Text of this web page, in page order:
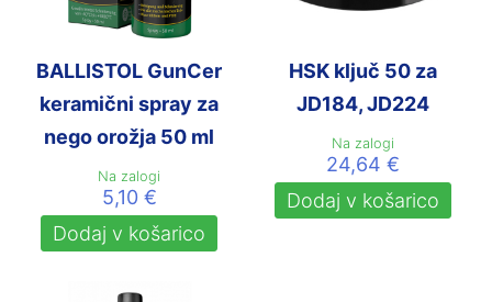
BALLISTOL GunCer
keramični spray za
nego orožja 50 ml
Na zalogi
5,10 €
Dodaj v košarico
HSK ključ 50 za
JD184, JD224
Na zalogi
24,64 €
Dodaj v košarico